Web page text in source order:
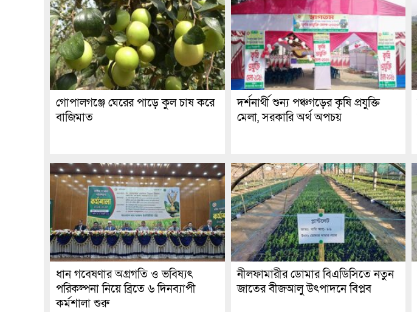
গোপালগঞ্জে ঘেরের পাড়ে কুল চাষ করে
বাজিমাত
দর্শনার্থী শুন্য পঞ্চগড়ের কৃষি প্রযুক্তি
মেলা, সরকারি অর্থ অপচয়
ধান গবেষণার অগ্রগতি ও ভবিষ্যৎ
পরিকল্পনা নিয়ে ব্রিতে ৬ দিনব্যাপী
কর্মশালা শুরু
নীলফামারীর ডোমার বিএডিসিতে নতুন
জাতের বীজআলু উৎপাদনে বিপ্লব